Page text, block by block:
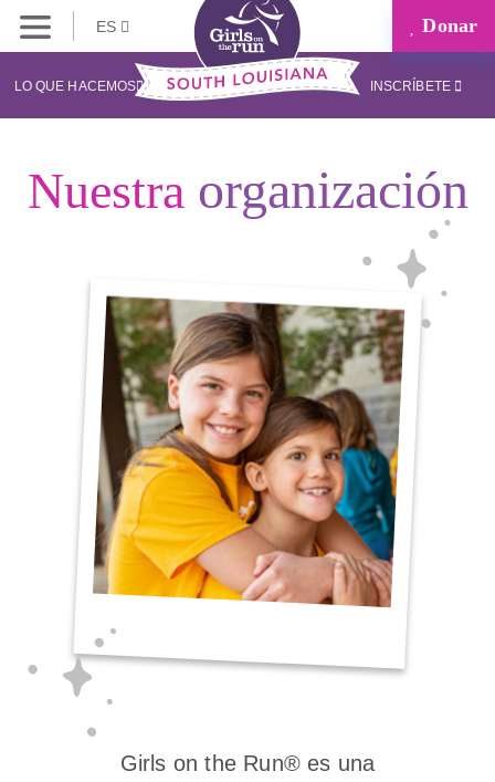
ES Donar
LO QUE HACEMOS INSCRÍBETE
Girls on the Run® es una
Nuestra organización